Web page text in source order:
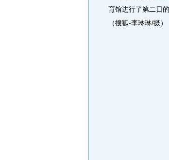
育馆进行了第二日
（搜狐-李琳琳/摄）